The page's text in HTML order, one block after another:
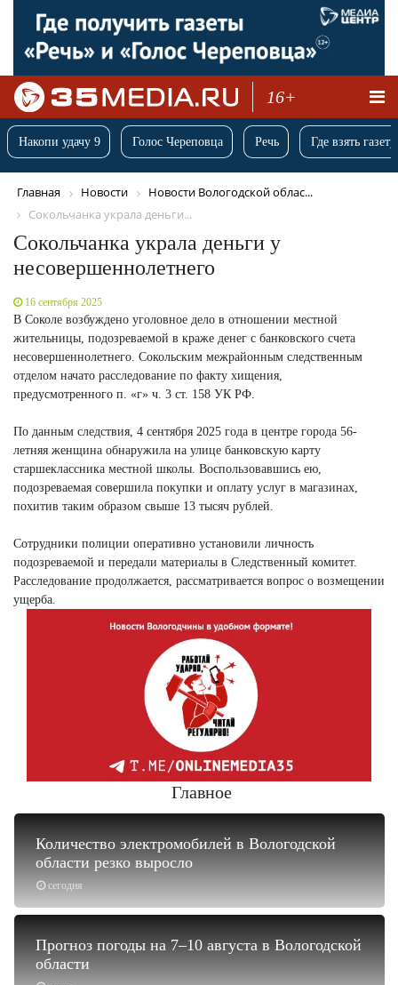
16+
Накопи удачу 9 Голос Череповца Речь Где взять
Главная Новости
Новости Вологодской облас...
Сокольчанка украла деньги...
Сокольчанка украла деньги у
несовершеннолетнего
16 сентября 2025
В Соколе возбуждено уголовное дело в отношении местной
жительницы, подозреваемой в краже денег с банковского счета
несовершеннолетнего. Сокольским межрайонным следственным
отделом начато расследование по факту хищения,
предусмотренного п. «г» ч. 3 ст. 158 УК РФ.
По данным следствия, 4 сентября 2025 года в центре города 56-
летняя женщина обнаружила на улице банковскую карту
старшеклассника местной школы. Воспользовавшись ею,
подозреваемая совершила покупки и оплату услуг в магазинах,
похитив таким образом свыше 13 тысяч рублей.
Сотрудники полиции оперативно установили личность
подозреваемой и передали материалы в Следственный комитет.
Расследование продолжается, рассматривается вопрос о возмещении
ущерба.
Главное
сегодня
Количество электромобилей в Вологодской
области резко выросло
Прогноз погоды на 7–10 августа в Вологодской
области